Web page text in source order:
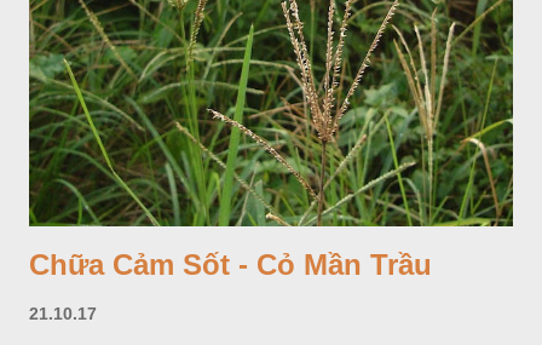
Chữa Cảm Sốt - Cỏ Mần Trầu
21.10.17